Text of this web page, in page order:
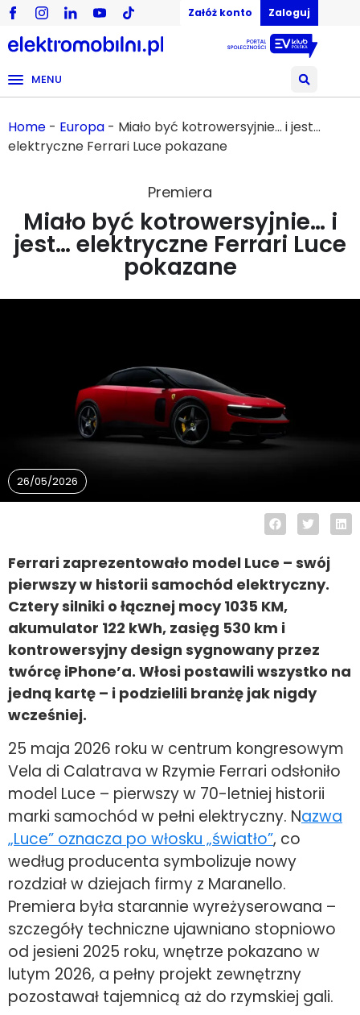
Załóż konto Zaloguj
MENU
Home - Europa - Miało być kotrowersyjnie… i jest…
elektryczne Ferrari Luce pokazane
Premiera
Miało być kotrowersyjnie… i
jest… elektryczne Ferrari Luce
pokazane
26/05/2026
Ferrari zaprezentowało model Luce – swój
pierwszy w historii samochód elektryczny.
Cztery silniki o łącznej mocy 1035 KM,
akumulator 122 kWh, zasięg 530 km i
kontrowersyjny design sygnowany przez
twórcę iPhone’a. Włosi postawili wszystko na
jedną kartę – i podzielili branżę jak nigdy
wcześniej.
25 maja 2026 roku w centrum kongresowym
Vela di Calatrava w Rzymie Ferrari odsłoniło
model Luce – pierwszy w 70-letniej historii
marki samochód w pełni elektryczny. Nazwa
„Luce” oznacza po włosku „światło”, co
według producenta symbolizuje nowy
rozdział w dziejach firmy z Maranello.
Premiera była starannie wyreżyserowana –
szczegóły techniczne ujawniano stopniowo
od jesieni 2025 roku, wnętrze pokazano w
lutym 2026, a pełny projekt zewnętrzny
pozostawał tajemnicą aż do rzymskiej gali.